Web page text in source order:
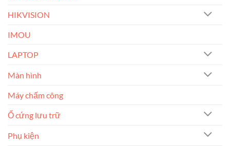
HIKVISION
IMOU
LAPTOP
Màn hình
Máy chấm công
Ổ cứng lưu trữ
Phụ kiện